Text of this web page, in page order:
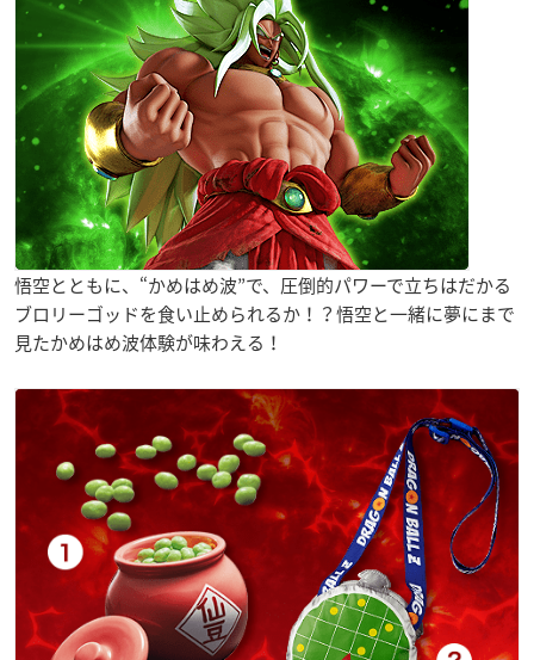
悟空とともに、“かめはめ波”で、圧倒的パワーで立ちはだかる
ブロリーゴッドを食い止められるか！？悟空と一緒に夢にまで
見たかめはめ波体験が味わえる！